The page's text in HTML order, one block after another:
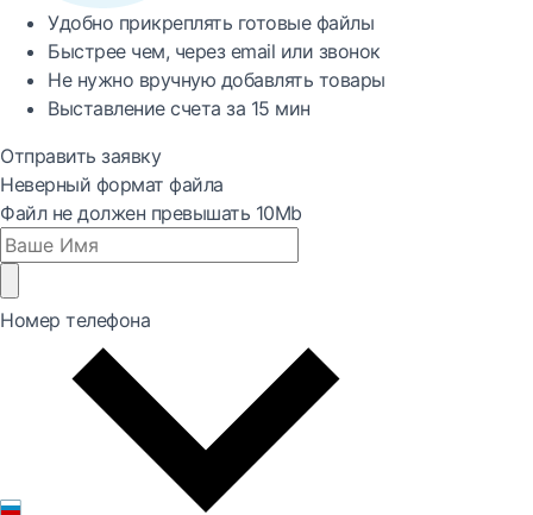
Удобно прикреплять готовые файлы
Быстреечем, через email или звонок
Не нужно вручную добавлять товары
Выставление счета за 15 мин
Отправить заявку
Неверный формат файла
Файл не должен превышать 10Mb
Номер телефона